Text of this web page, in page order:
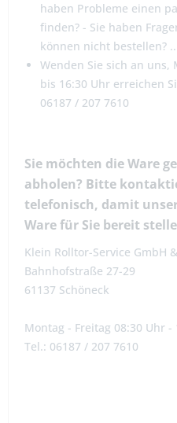
haben Probleme einen
finden? - Sie haben
können nicht bestellen?
Wenden Sie sich an uns,
bis 16:30 Uhr erreichen
06187 / 207 7610
Sie möchten die Ware
abholen? Bitte
telefonisch, damit
Ware für Sie bereit
Klein Rolltor-Service GmbH
Bahnhofstraße 27-29
61137 Schöneck
Montag - Freitag 08:30 Uhr -
Tel.: 06187 / 207 7610